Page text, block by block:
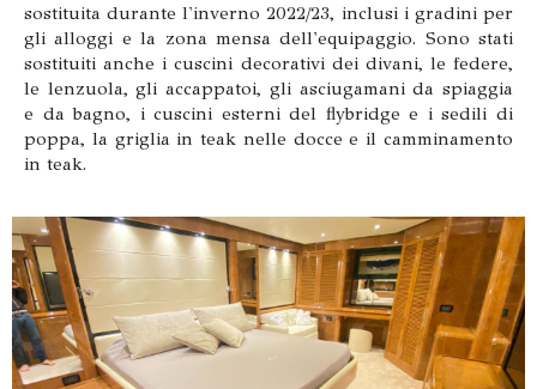
sostituita durante l'inverno 2022/23, inclusi i gradini per
gli alloggi e la zona mensa dell'equipaggio. Sono stati
sostituiti anche i cuscini decorativi dei divani, le federe,
le lenzuola, gli accappatoi, gli asciugamani da spiaggia
e da bagno, i cuscini esterni del flybridge e i sedili di
poppa, la griglia in teak nelle docce e il camminamento
in teak.